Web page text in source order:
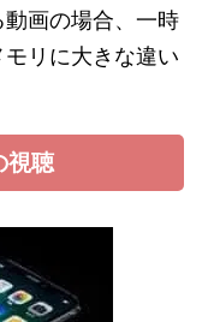
画の場合、一時
リに大きな違い
視聴